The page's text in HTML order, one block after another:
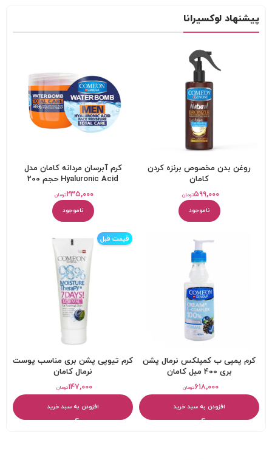
پیشنهاد لوکسیرانا
روغن بدن مخصوص برنزه کردن
کامان
تومان۵۹۹,۰۰۰
ناموجود
کرم آبرسان مردانه کامان مدل
Hyaluronic Acid حجم 200
میلی‌لیترتومان۲۳۵,۰۰۰
ناموجود
کرم پمپی ب کمپلکس نرمال پشن
بری 400 میل کامان
تومان۶۱۸,۰۰۰
افزودن به سبد خرید
قیمت قبل
کرم تیوپی پشن بری مناسب پوست
نرمال کامان
تومان۱۴۷,۰۰۰
افزودن به سبد خرید